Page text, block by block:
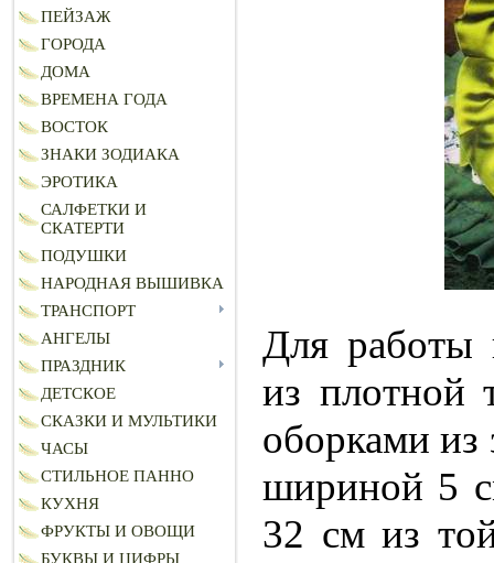
ПЕЙЗАЖ
ГОРОДА
ДОМА
ВРЕМЕНА ГОДА
ВОСТОК
ЗНАКИ ЗОДИАКА
ЭРОТИКА
САЛФЕТКИ И
СКАТЕРТИ
ПОДУШКИ
НАРОДНАЯ ВЫШИВКА
ТРАНСПОРТ
АНГЕЛЫ
ПРАЗДНИК
ДЕТСКОЕ
СКАЗКИ И МУЛЬТИКИ
ЧАСЫ
СТИЛЬНОЕ ПАННО
КУХНЯ
ФРУКТЫ И ОВОЩИ
БУКВЫ И ЦИФРЫ
Для работы
из плотной
оборками из
шириной 5
32 см из